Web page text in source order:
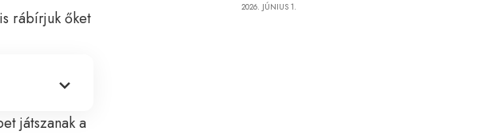
rábírjuk őket
játszanak a
2026. JÚNIUS 1.